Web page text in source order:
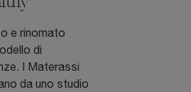
e rinomato
di
I Materassi
da uno studio